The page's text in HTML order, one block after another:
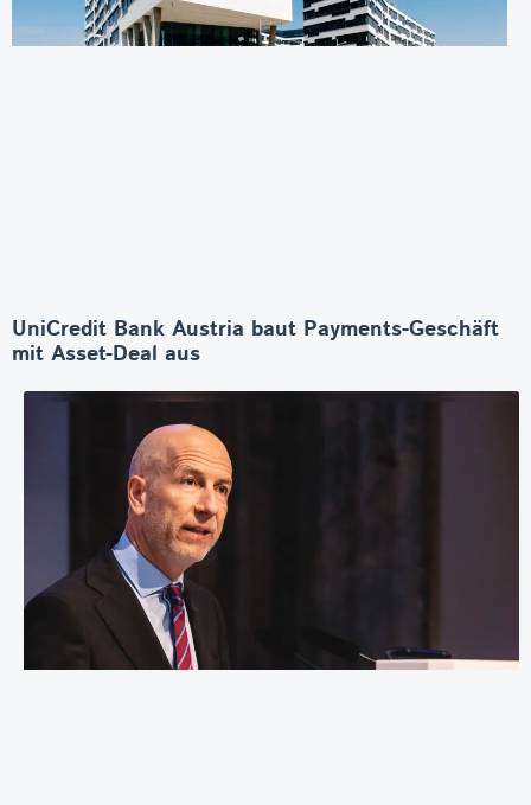
UniCredit Bank Austria baut Payments-Geschäft
mit Asset-Deal aus